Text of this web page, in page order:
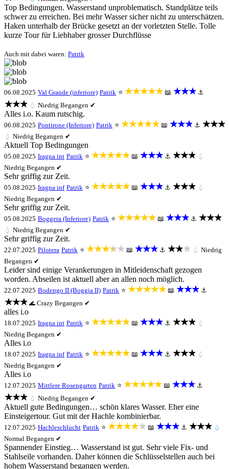
Top Bedingungen. Wasserstand unproblematisch. Standplätze teils
schwer zu erreichen. Bei mehr Wasser sicher nicht zu unterschätzen.
Haken unterhalb der Brücke gesetzt an der vorletzten Stelle. Tolle
kurze Tour für Liebhaber grosser Durchflüsse
Auch mit dabei waren: Patrik
06.08.2025 Val Grande (inferiore) Patrik ⭐ ★★★★★ 📖 ★★★ ⚓
★★★ 💧 Niedrig Begangen ✔
Alles i.o. Kaum rutschig.
06.08.2025 Pontirone (Inferiore) Patrik ⭐ ★★★★★ 📖 ★★★ ⚓ ★★★
💧 Niedrig Begangen ✔
Aktuell Top Bedingungen
05.08.2025 Iragna int Patrik ⭐ ★★★★★ 📖 ★★★ ⚓ ★★★ 💧
Niedrig Begangen ✔
Sehr griffig zur Zeit.
05.08.2025 Iragna inf Patrik ⭐ ★★★★★ 📖 ★★★ ⚓ ★★★ 💧
Niedrig Begangen ✔
Sehr griffig zur Zeit.
05.08.2025 Boggera (Inferiore) Patrik ⭐ ★★★★★ 📖 ★★★ ⚓ ★★★
💧 Niedrig Begangen ✔
Sehr griffig zur Zeit.
22.07.2025 Pilotera Patrik ⭐ ★★★★★ 📖 ★★★ ⚓ ★★★ 💧 Niedrig
Begangen ✔
Leider sind einige Verankerungen in Mitleidenschaft gezogen
worden. Abseilen ist aktuell aber an allen noch möglich.
22.07.2025 Bodengo II (Boggia II) Patrik ⭐ ★★★★★ 📖 ★★★ ⚓
★★★ 🌊 Crazy Begangen ✔
alles i.o
18.07.2025 Iragna int Patrik ⭐ ★★★★★ 📖 ★★★ ⚓ ★★★ 💧
Niedrig Begangen ✔
Alles i.o
18.07.2025 Iragna inf Patrik ⭐ ★★★★★ 📖 ★★★ ⚓ ★★★ 💧
Niedrig Begangen ✔
Alles i.o
12.07.2025 Mittlere Rosengarten Patrik ⭐ ★★★★★ 📖 ★★★ ⚓
★★★ 💧 Niedrig Begangen ✔
Aktuell gute Bedingungen… schön klares Wasser. Eher eine
Einsteigertour. Gut mit der Hachle kombinierbar.
12.07.2025 Hachleschlucht Patrik ⭐ ★★★★★ 📖 ★★★ ⚓ ★★★ 💧
Normal Begangen ✔
Spannender Einstieg… Wasserstand ist gut. Sehr viele Fix- und
Stahlseile vorhanden. Daher können die Schlüsselstellen auch bei
hohem Wasserstand begangen werden.